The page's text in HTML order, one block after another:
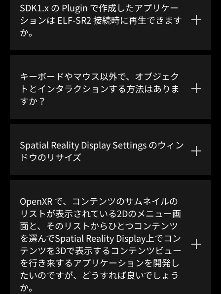
SDK1.x の Plugin で作成したアプリケー
ションは ELF-SR2 接続時に再生できます
か。
キーボードやマウス以外で、オブジェク
トとインタラクションする方法はありま
すか？
Spatial Reality Display Settings のウィン
ドウのリサイズ
OpenXR で、コンテンツのサムネイルの
リストが表示されている2Dのメニュー画
面と、そのリストからひとつコンテンツ
を選んでSpatial Reality Display上でコン
テンツを3Dで表示するコンテンツビュー
を行き来するアプリケーションを開発し
たいのですが、どうすれば良いでしょう
か。